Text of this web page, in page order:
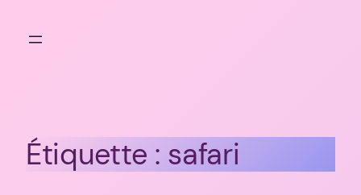
Étiquette : safari